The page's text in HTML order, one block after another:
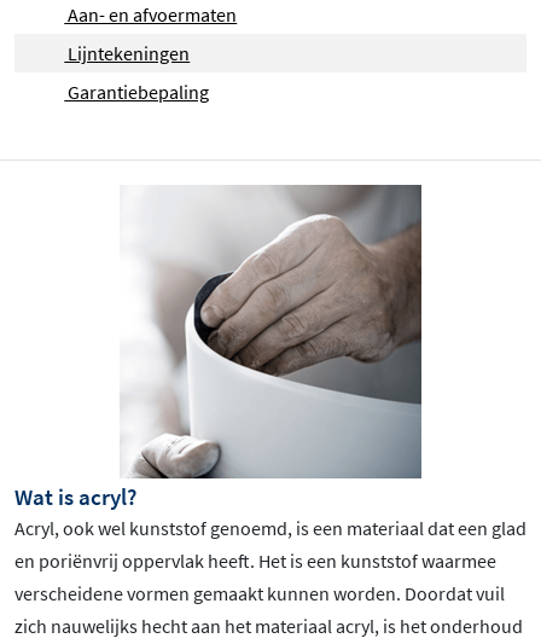
Aan- en afvoermaten
Lijntekeningen
Garantiebepaling
Wat is acryl?
Acryl, ook wel kunststof genoemd, is een materiaal dat een glad
en poriënvrij oppervlak heeft. Het is een kunststof waarmee
verscheidene vormen gemaakt kunnen worden. Doordat vuil
zich nauwelijks hecht aan het materiaal acryl, is het onderhoud